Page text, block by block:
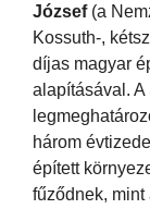
József(a
Kossuth-,
díjas magyar
alapításával. A
három
épített
fűződnek, mint